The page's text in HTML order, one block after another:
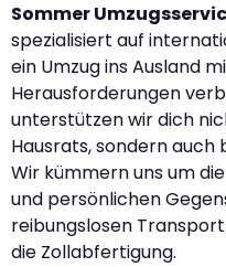
Sommer
spezialisiert auf
ein Umzug ins Ausland
Herausforderungen
unterstützen wir dich
Hausrats, sondern
Wir kümmern uns um
und persönlichen
reibungslosen
die Zollabfertigung.